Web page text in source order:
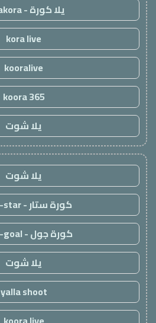
يلا كورة - yallakora
kora live
kooralive
koora 365
يلا شوت
يلا شوت
كورة ستار - koora-star
كورة جول - koora-goal
يلا شوت
yalla shoot